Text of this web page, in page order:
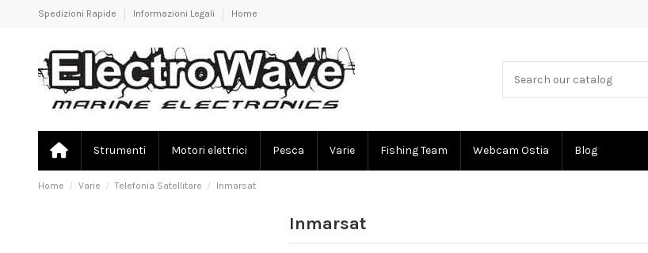
Spedizioni Rapide Informazioni Legali Home
Strumenti Motori elettrici Pesca Varie Fishing Team Webcam Ostia Blog
Home Varie Telefonia Satellitare Inmarsat
Inmarsat